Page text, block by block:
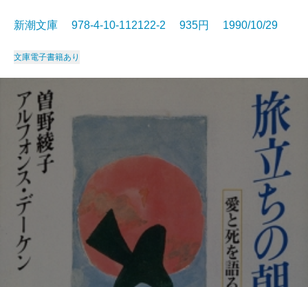
新潮文庫 978-4-10-112122-2 935円 1990/10/29
文庫電子書籍あり